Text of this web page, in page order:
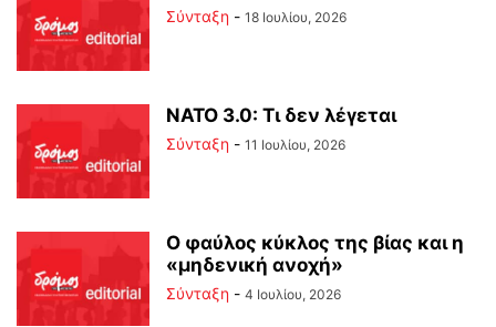
Σύνταξη - 18 Ιουλίου, 2026
ΝΑΤΟ 3.0: Τι δεν λέγεται
Σύνταξη - 11 Ιουλίου, 2026
Ο φαύλος κύκλος της βίας και η
«μηδενική ανοχή»
Σύνταξη - 4 Ιουλίου, 2026